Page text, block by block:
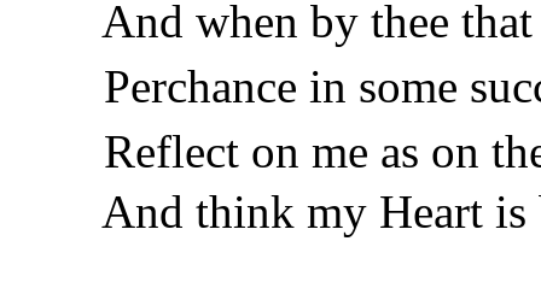
And when by thee that
Perchance in some
Reflect on me as on
And think my Heart is